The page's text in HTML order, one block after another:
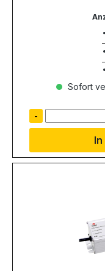
Sofort
-